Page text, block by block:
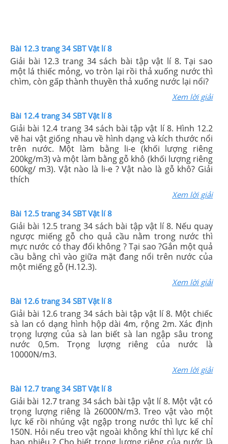
Bài 12.3 trang 34 SBT Vật lí 8
Giải bài 12.3 trang 34 sách bài tập vật lí 8. Tại sao
một lá thiếc mỏng, vo tròn lại rồi thả xuống nước thì
chìm, còn gấp thành thuyền thả xuống nước lại nổi?
Xem lời giải
Bài 12.4 trang 34 SBT Vật lí 8
Giải bài 12.4 trang 34 sách bài tập vật lí 8. Hình 12.2
vẽ hai vật giống nhau về hình dạng và kích thước nổi
trên nước. Một làm bằng li-e (khối lượng riêng
200kg/m3) và một làm bằng gỗ khô (khối lượng riêng
600kg/ m3). Vật nào là li-e ? Vật nào là gỗ khô? Giải
thích
Xem lời giải
Bài 12.5 trang 34 SBT Vật lí 8
Giải bài 12.5 trang 34 sách bài tập vật lí 8. Nếu quay
ngược miếng gỗ cho quả cầu nằm trong nước thì
mực nước có thay đổi không ? Tại sao ?Gắn một quả
cầu bằng chì vào giữa mặt đang nổi trên nước của
một miếng gỗ (H.12.3).
Xem lời giải
Bài 12.6 trang 34 SBT Vật lí 8
Giải bài 12.6 trang 34 sách bài tập vật lí 8. Một chiếc
sà lan có dạng hình hộp dài 4m, rộng 2m. Xác định
trọng lượng của sà lan biết sà lan ngập sâu trong
nước 0,5m. Trọng lượng riêng của nước là
10000N/m3.
Xem lời giải
Bài 12.7 trang 34 SBT Vật lí 8
Giải bài 12.7 trang 34 sách bài tập vật lí 8. Một vật có
trọng lượng riêng là 26000N/m3. Treo vật vào một
lực kế rồi nhúng vật ngập trong nước thì lực kế chỉ
150N. Hỏi nếu treo vật ngoài không khí thì lực kế chỉ